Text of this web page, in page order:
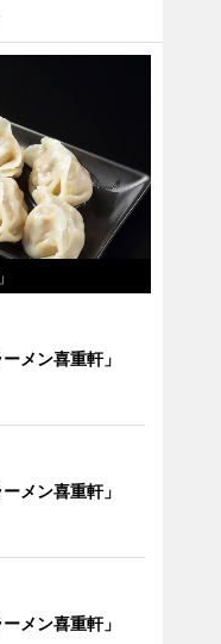
メン喜重軒」
メン喜重軒」
メン喜重軒」